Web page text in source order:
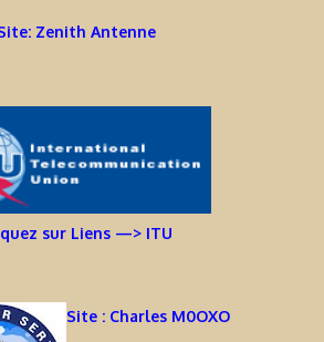
Zenith Antenne
sur Liens —> ITU
Site : Charles M0OXO